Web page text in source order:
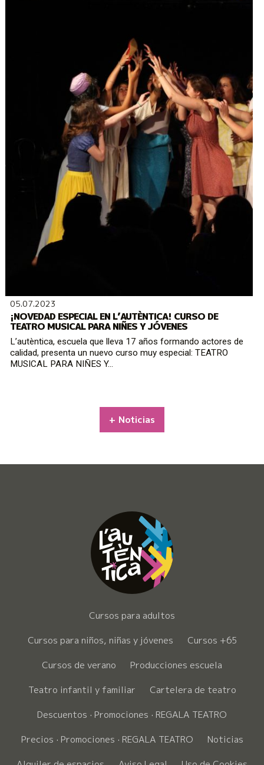
05.07.2023
¡NOVEDAD ESPECIAL EN L’AUTÈNTICA! CURSO DE
TEATRO MUSICAL PARA NIÑES Y JÓVENES
L’autèntica, escuela que lleva 17 años formando actores de
calidad, presenta un nuevo curso muy especial: TEATRO
MUSICAL PARA NIÑES Y...
+ Noticias
Cursos para adultos
Cursos para niños, niñas y jóvenes
Cursos +65
Cursos de verano
Producciones escuela
Teatro infantil y familiar
Cartelera de teatro
Descuentos · Promociones · REGALA TEATRO
Precios · Promociones · REGALA TEATRO
Noticias